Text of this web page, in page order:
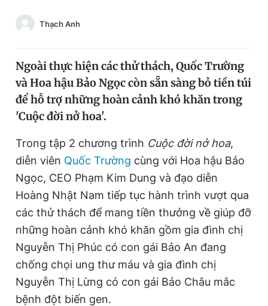
Chào ngày mới
Video Magazine
Sản phẩm khác
Tiện ích Bạn cần biết
Thông tin tòa soạn Liên hệ quảng cáo
Đọc Thanh Niên trên điện thoại
Thạch Anh
Ngoài thực hiện các thử thách, Quốc Trường
và Hoa hậu Bảo Ngọc còn sẵn sàng bỏ tiền túi
để hỗ trợ những hoàn cảnh khó khăn trong
'Cuộc đời nở hoa'.
Trong tập 2 chương trình Cuộc đời nở hoa,
diễn viên Quốc Trường cùng với Hoa hậu Bảo
Ngọc, CEO Phạm Kim Dung và đạo diễn
Hoàng Nhật Nam tiếp tục hành trình vượt qua
các thử thách để mang tiền thưởng về giúp đỡ
những hoàn cảnh khó khăn gồm gia đình chị
Nguyễn Thị Phúc có con gái Bảo An đang
chống chọi ung thư máu và gia đình chị
Nguyễn Thị Lừng có con gái Bảo Châu mắc
bệnh đột biến gen.